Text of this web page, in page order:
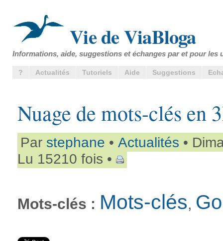
Vie de ViaBloga
Informations, aide, suggestions et échanges par et pour les
? Actualités Tutoriels Aide Suggestions
Nuage de mots-clés en
Par stephane • Actualités •
Lu 15210 fois •
Mots-clés : Mots-clés,